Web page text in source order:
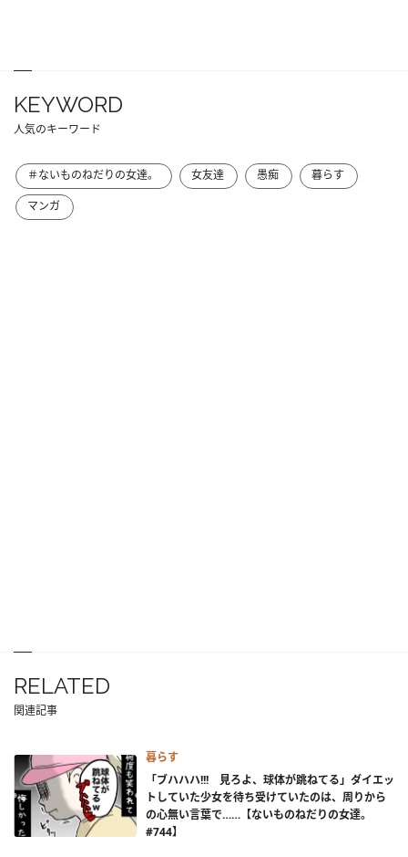
KEYWORD
人気のキーワード
＃ないものねだりの女達。 女友達 愚痴
暮らす
マンガ
RELATED
関連記事
暮らす
「ブハハハ!!! 見ろよ、球体が跳ねてる」ダイエッ
トしていた少女を待ち受けていたのは、周りから
の心無い言葉で……【ないものねだりの女達。
#744】